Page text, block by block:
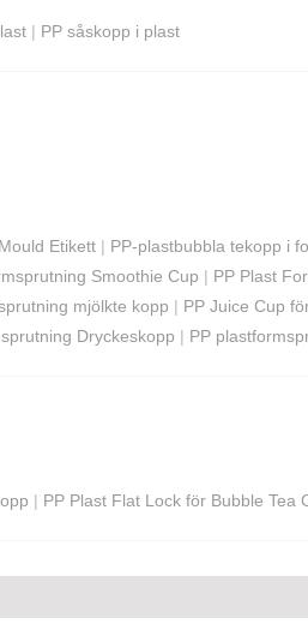
| PP såskopp i plast
Etikett | PP-plastbubbla tekopp i
Smoothie Cup | PP Plast
mjölkte kopp | PP Juice Cup
Dryckeskopp | PP
| PP Plast Flat Lock för Bubble Tea